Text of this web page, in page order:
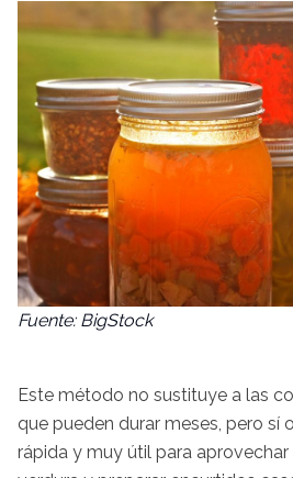
Fuente: BigStock
Este método no sustituye a las
que pueden durar meses, pero sí
rápida y muy útil para